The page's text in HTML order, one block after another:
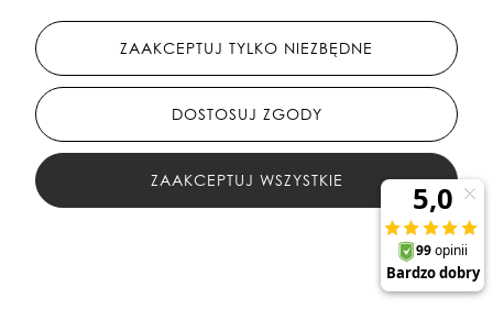
FILTRY
ZAAKCEPTUJ TYLKO NIEZBĘDNE
DOSTOSUJ ZGODY
ZAAKCEPTUJ WSZYSTKIE